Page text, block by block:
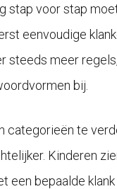
stap voor stap
eenvoudige
steeds meer
bij.
categorieën te
Kinderen
een bepaalde klank